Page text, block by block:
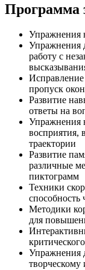
Программа
Упражнения
Упражнения
работу с
пропуск
Развитие
ответы на
Упражнения
восприятия,
траектории
Развитие
различные
пиктограмм
Техники
способность
Методики
для
Упражнения